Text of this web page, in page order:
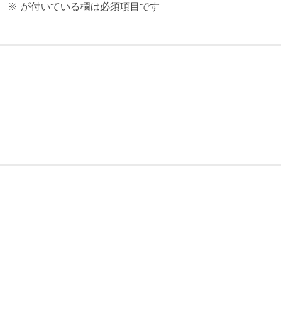
※ が付いている欄は必須項目です